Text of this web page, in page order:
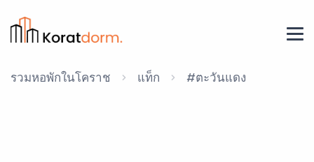
รวมหอพักในโคราช แท็ก #ตะวันแดง